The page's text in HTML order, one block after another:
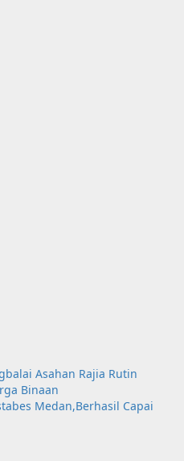
Asahan Rajia Rutin
Binaan
Medan,Berhasil Capai